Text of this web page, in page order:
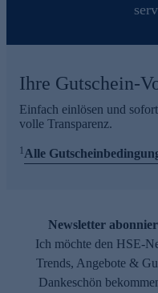
Ihre Gutschein-
Einfach einlösen und
volle Transparenz.
1Alle
Newsletter
Ich möchte den HSE-
Trends, Angebote &
Dankeschön